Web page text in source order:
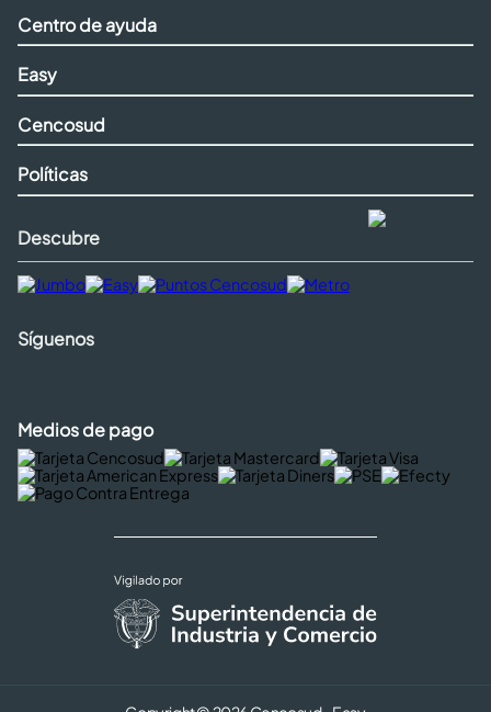
Centro de ayuda
Easy
Cencosud
Políticas
Descubre
Síguenos
Medios de pago